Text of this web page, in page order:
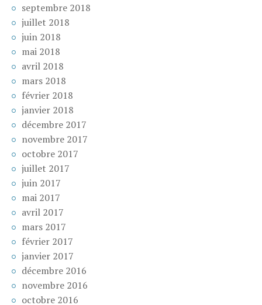
septembre 2018
juillet 2018
juin 2018
mai 2018
avril 2018
mars 2018
février 2018
janvier 2018
décembre 2017
novembre 2017
octobre 2017
juillet 2017
juin 2017
mai 2017
avril 2017
mars 2017
février 2017
janvier 2017
décembre 2016
novembre 2016
octobre 2016